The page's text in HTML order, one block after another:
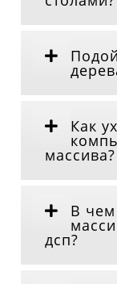
Как
массива?
В чем
дсп?